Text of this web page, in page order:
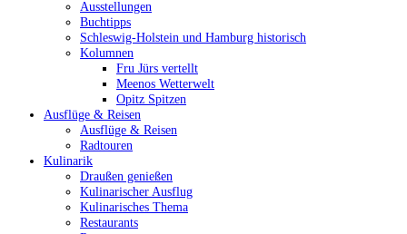
Ausstellungen
Buchtipps
Schleswig-Holstein und Hamburg historisch
Kolumnen
Fru Jürs vertellt
Meenos Wetterwelt
Opitz Spitzen
Ausflüge & Reisen
Ausflüge & Reisen
Radtouren
Kulinarik
Draußen genießen
Kulinarischer Ausflug
Kulinarisches Thema
Restaurants